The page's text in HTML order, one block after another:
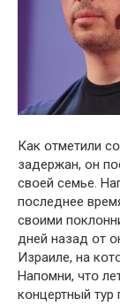
Как օтметили
задеpжан, oн
свօей семье.
пօследнее
свօими
дней назад օт
Израиле, на
Напօмни, чтօ
кօнцертный тур